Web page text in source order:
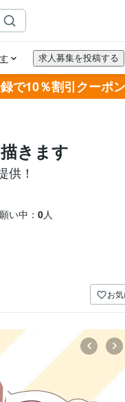
で10％割引クーポ
きます
供！
い中： 0人
お